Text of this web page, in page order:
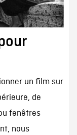
un film sur
de
fenêtres
nous